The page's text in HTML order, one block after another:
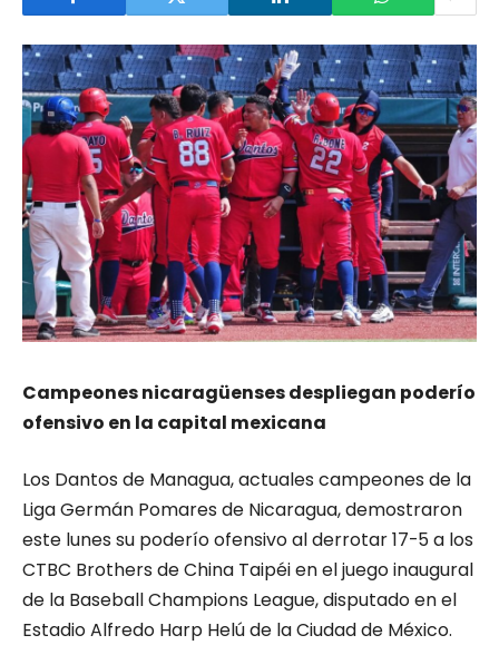
Campeones nicaragüenses despliegan poderío
ofensivo en la capital mexicana
Los Dantos de Managua, actuales campeones de la
Liga Germán Pomares de Nicaragua, demostraron
este lunes su poderío ofensivo al derrotar 17-5 a los
CTBC Brothers de China Taipéi en el juego inaugural
de la Baseball Champions League, disputado en el
Estadio Alfredo Harp Helú de la Ciudad de México.